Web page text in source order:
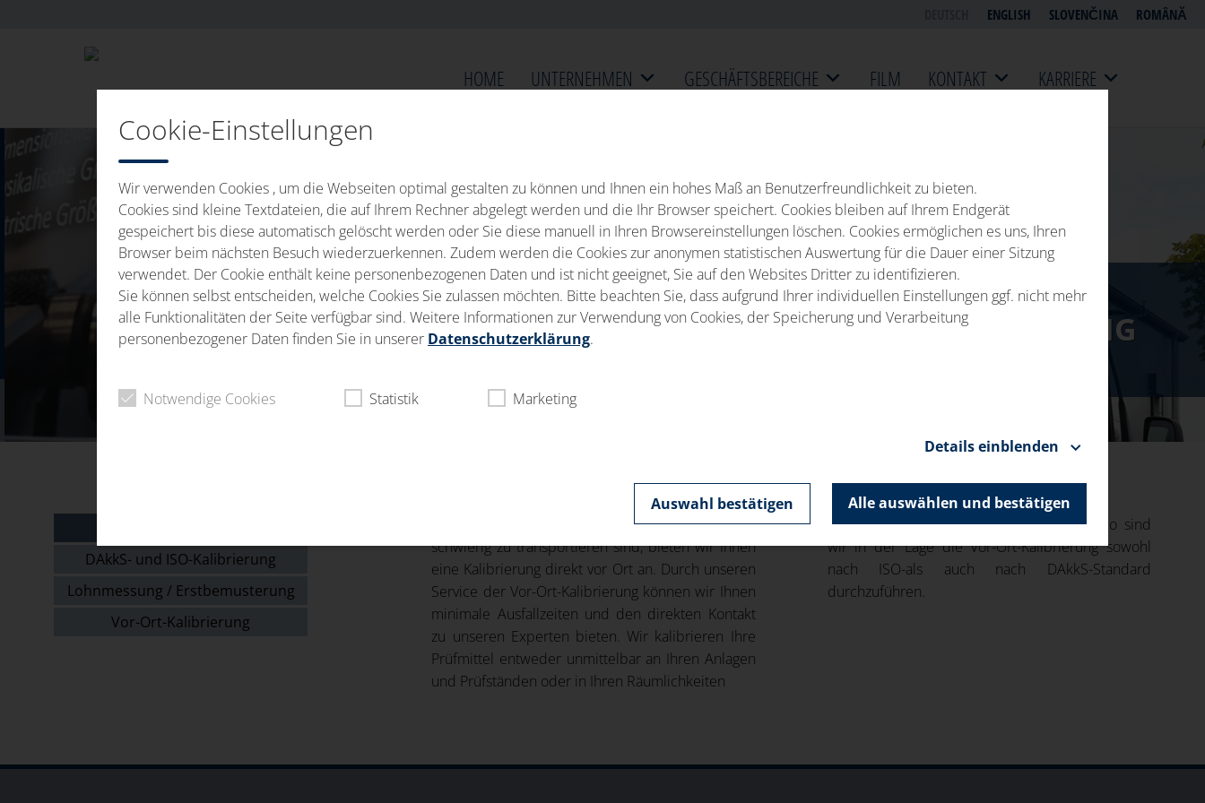
ENGLISH SLOVENČINA ROMÂNĂ
HOME UNTERNEHMEN GESCHÄFTSBEREICHE FILM KONTAKT KARRIERE
VOR-ORT-KALIBRIERUNG
DAkkS- und ISO-Kalibrierung
Lohnmessung / Erstbemusterung
Vor-Ort-Kalibrierung
Für Ihre Prüfmittel die fest in Anlagen verbaut oder
schwierig zu transportieren sind, bieten wir Ihnen
eine Kalibrierung direkt vor Ort an. Durch unseren
Service der Vor-Ort-Kalibrierung können wir Ihnen
minimale Ausfallzeiten und den direkten Kontakt
zu unseren Experten bieten. Wir kalibrieren Ihre
Prüfmittel entweder unmittelbar an Ihren Anlagen
und Prüfständen oder in Ihren Räumlichkeiten
Durch unser breites Dienstleistungsportfolio sind
wir in der Lage die Vor-Ort-Kalibrierung sowohl
nach ISO-als auch nach DAkkS-Standard
durchzuführen.
Cookie-Einstellungen
Wir verwenden Cookies , um die Webseiten optimal gestalten zu können und Ihnen ein hohes Maß an Benutzerfreundlichkeit zu bieten.
Cookies sind kleine Textdateien, die auf Ihrem Rechner abgelegt werden und die Ihr Browser speichert. Cookies bleiben auf Ihrem Endgerät
gespeichert bis diese automatisch gelöscht werden oder Sie diese manuell in Ihren Browsereinstellungen löschen. Cookies ermöglichen es uns, Ihren
Browser beim nächsten Besuch wiederzuerkennen. Zudem werden die Cookies zur anonymen statistischen Auswertung für die Dauer einer Sitzung
verwendet. Der Cookie enthält keine personenbezogenen Daten und ist nicht geeignet, Sie auf den Websites Dritter zu identifizieren.
Sie können selbst entscheiden, welche Cookies Sie zulassen möchten. Bitte beachten Sie, dass aufgrund Ihrer individuellen Einstellungen ggf. nicht mehr
alle Funktionalitäten der Seite verfügbar sind. Weitere Informationen zur Verwendung von Cookies, der Speicherung und Verarbeitung
personenbezogener Daten finden Sie in unserer Datenschutzerklärung.
Notwendige Cookies Statistik Marketing
Details einblenden
Auswahl bestätigen Alle auswählen und bestätigen